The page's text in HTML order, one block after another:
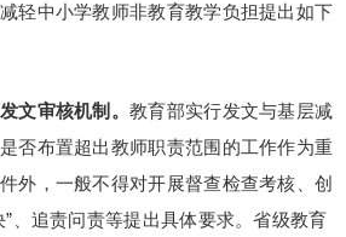
轻中小学教师非教育教学负担提出如下
文审核机制。教育部实行发文与基层减
否布置超出教师职责范围的工作作为重
外，一般不得对开展督查检查考核、创
、追责问责等提出具体要求。省级教育